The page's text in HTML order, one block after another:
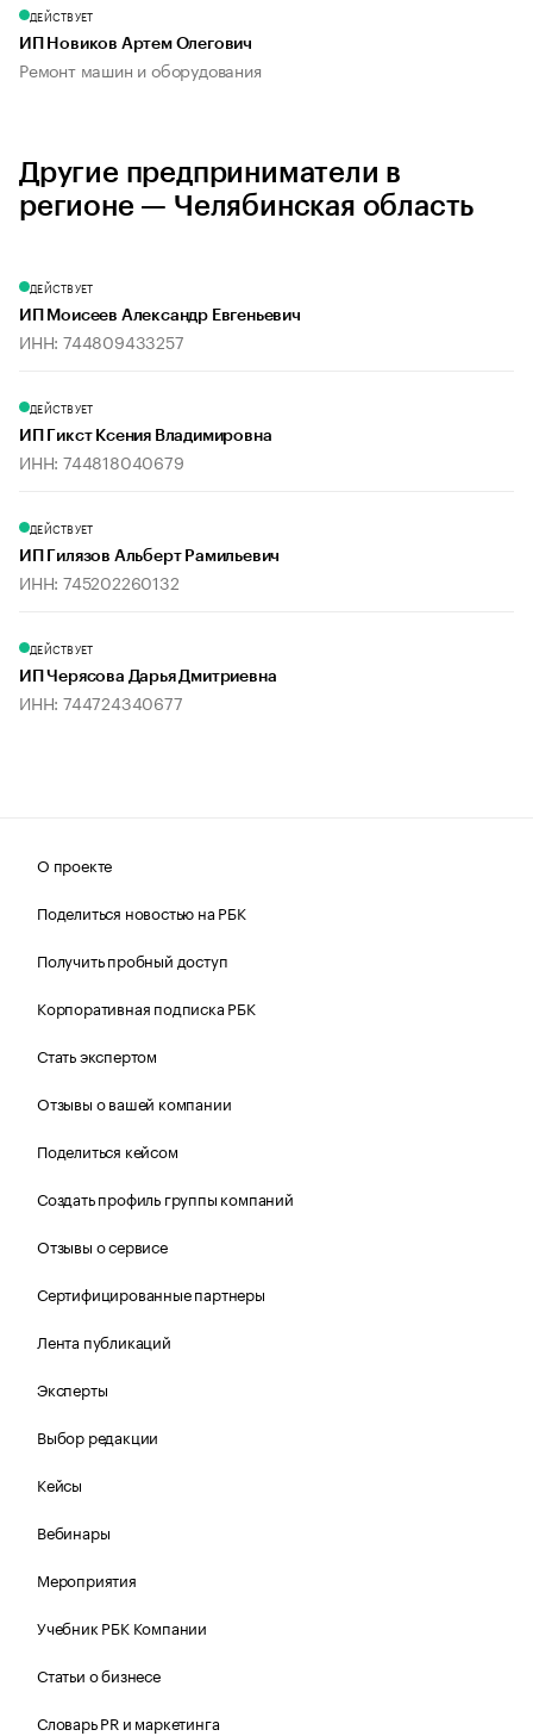
ДЕЙСТВУЕТ
ИП Новиков Артем Олегович
Ремонт машин и оборудования
Другие предприниматели в
регионе — Челябинская область
ДЕЙСТВУЕТ
ИП Моисеев Александр Евгеньевич
ИНН: 744809433257
ДЕЙСТВУЕТ
ИП Гикст Ксения Владимировна
ИНН: 744818040679
ДЕЙСТВУЕТ
ИП Гилязов Альберт Рамильевич
ИНН: 745202260132
ДЕЙСТВУЕТ
ИП Черясова Дарья Дмитриевна
ИНН: 744724340677
О проекте
Поделиться новостью на РБК
Получить пробный доступ
Корпоративная подписка РБК
Стать экспертом
Отзывы о вашей компании
Поделиться кейсом
Создать профиль группы компаний
Отзывы о сервисе
Сертифицированные партнеры
Лента публикаций
Эксперты
Выбор редакции
Кейсы
Вебинары
Мероприятия
Учебник РБК Компании
Статьи о бизнесе
Словарь PR и маркетинга